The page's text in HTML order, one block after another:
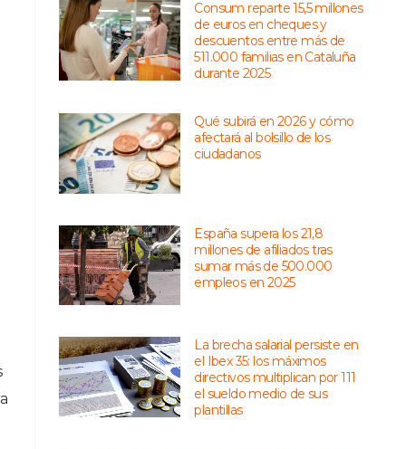
Consum reparte 15,5 millones
de euros en cheques y
descuentos entre más de
511.000 familias en Cataluña
durante 2025
Qué subirá en 2026 y cómo
afectará al bolsillo de los
ciudadanos
España supera los 21,8
millones de afiliados tras
sumar más de 500.000
empleos en 2025
La brecha salarial persiste en
el Ibex 35: los máximos
directivos multiplican por 111
el sueldo medio de sus
plantillas